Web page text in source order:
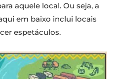
aquele local. Ou seja, a
em baixo inclui locais
espetáculos.